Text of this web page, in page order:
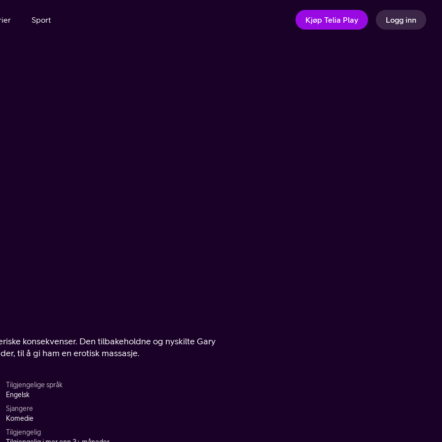
Sport Kjøp Telia Play Logg inn
konsekvenser. Den tilbakeholdne og nyskilte Gary
til å gi ham en erotisk massasje.
Tilgjengelige språk
Engelsk
Sjangere
Komedie
Tilgjengelig